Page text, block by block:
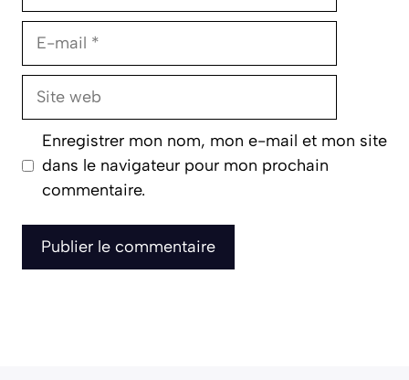
E-
Site
Enregistrer mon nom, mon e-mail et mon site
dans le navigateur pour mon prochain
commentaire.